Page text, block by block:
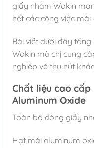
giấy nhám Wokin
hết các công việc mài
Bài viết dưới đây
Wokin mà chị cung
nghiệp và thu hút
Chất liệu cao cấp
Aluminum Oxide
Toàn bộ dòng giấy
Hạt mài aluminum